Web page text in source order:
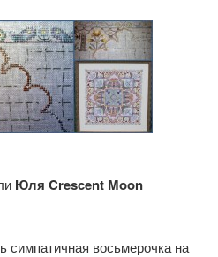
Юля Crescent Moon
симпатичная восьмерочка на